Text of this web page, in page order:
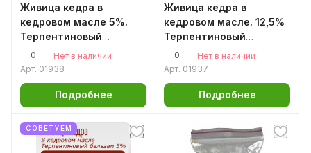
Живица кедра в
кедровом масле 5%.
Терпентиновый
бальзам. 90 капсул.
0
Нет в наличии
Арт. 01938
Подробнее
Живица кедра в
кедровом масле. 12,5%
Терпентиновый
бальзам.100мл.
0
Нет в наличии
Арт. 01937
Подробнее
СОВЕТУЕМ